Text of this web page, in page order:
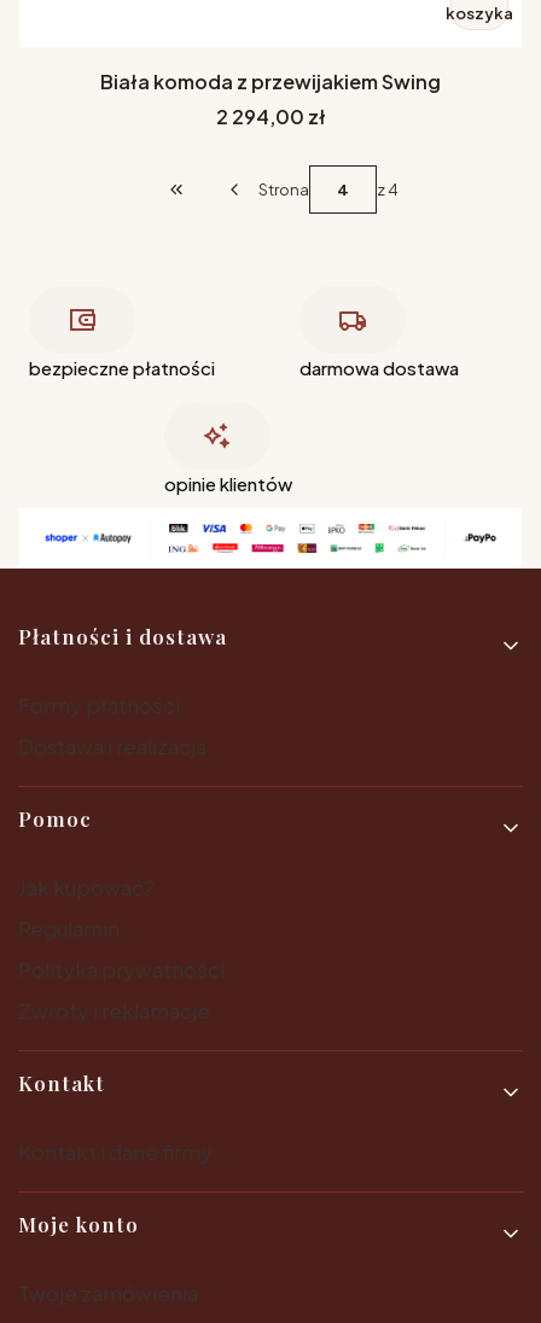
koszyka
Biała komoda z przewijakiem Swing
Cena
2 294,00 zł
Wróć do pierwszej strony z produktami
Strona z 4
bezpieczne płatności darmowa dostawa
opinie klientów
Linki w stopce
Płatności i dostawa
Pomoc
Kontakt
Moje konto